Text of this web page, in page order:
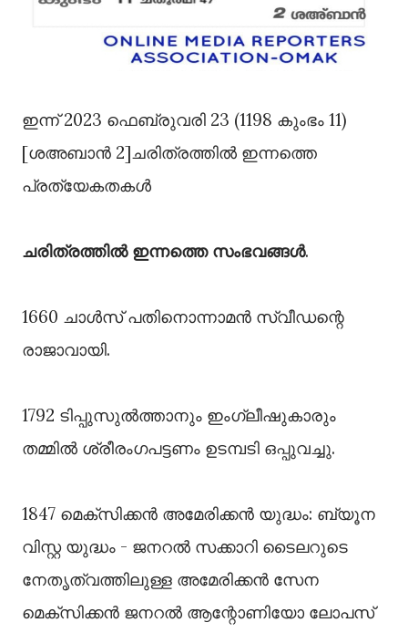
ഇന്ന് 2023 ഫെബ്രുവരി 23 (1198 കുംഭം 11)
[ശഅബാൻ 2]ചരിത്രത്തിൽ ഇന്നത്തെ
പ്രത്യേകതകൾ
ചരിത്രത്തിൽ ഇന്നത്തെ സംഭവങ്ങൾ.
1660 ചാൾസ് പതിനൊന്നാമൻ സ്വീഡന്റെ
രാജാവായി.
1792 ടിപ്പുസുൽത്താനും ഇംഗ്ലീഷുകാരും
തമ്മിൽ ശ്രീരംഗപട്ടണം ഉടമ്പടി ഒപ്പുവച്ചു.
1847 മെക്സിക്കൻ അമേരിക്കൻ യുദ്ധം: ബ്യൂന
വിസ്റ്റ യുദ്ധം - ജനറൽ സക്കാറി ടൈലറുടെ
നേതൃത്വത്തിലുള്ള അമേരിക്കൻ സേന
മെക്സിക്കൻ ജനറൽ ആന്റോണിയോ ലോപസ്